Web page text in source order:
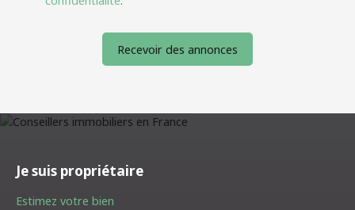
Recevoir des annonces
Je suis propriétaire
Estimez votre bien